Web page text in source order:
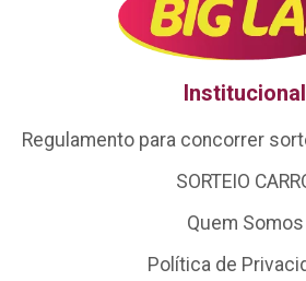
Institucional
Regulamento para concorrer
SORTEIO
Quem Somos
Política de